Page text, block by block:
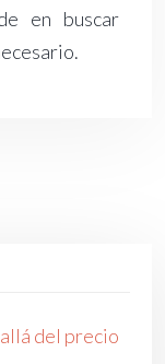
en buscar
del precio